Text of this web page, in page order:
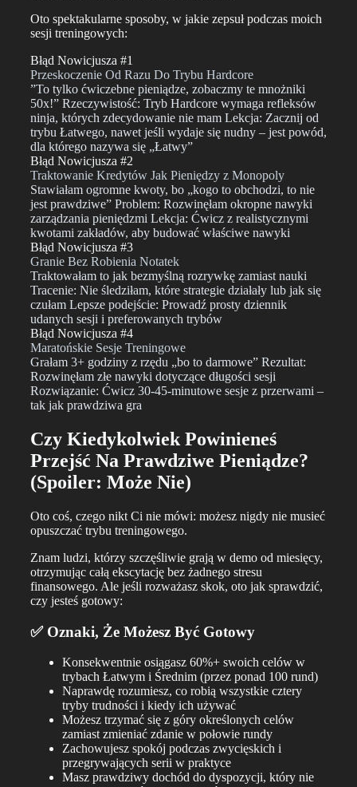
Oto spektakularne sposoby, w jakie zepsuł podczas moich
sesji treningowych:
Błąd Nowicjusza #1
Przeskoczenie Od Razu Do Trybu Hardcore
”To tylko ćwiczebne pieniądze, zobaczmy te mnożniki
50x!” Rzeczywistość: Tryb Hardcore wymaga refleksów
ninja, których zdecydowanie nie mam Lekcja: Zacznij od
trybu Łatwego, nawet jeśli wydaje się nudny – jest powód,
dla którego nazywa się „Łatwy”
Błąd Nowicjusza #2
Traktowanie Kredytów Jak Pieniędzy z Monopoly
Stawiałam ogromne kwoty, bo „kogo to obchodzi, to nie
jest prawdziwe” Problem: Rozwinęłam okropne nawyki
zarządzania pieniędzmi Lekcja: Ćwicz z realistycznymi
kwotami zakładów, aby budować właściwe nawyki
Błąd Nowicjusza #3
Granie Bez Robienia Notatek
Traktowałam to jak bezmyślną rozrywkę zamiast nauki
Tracenie: Nie śledziłam, które strategie działały lub jak się
czułam Lepsze podejście: Prowadź prosty dziennik
udanych sesji i preferowanych trybów
Błąd Nowicjusza #4
Maratońskie Sesje Treningowe
Grałam 3+ godziny z rzędu „bo to darmowe” Rezultat:
Rozwinęłam złe nawyki dotyczące długości sesji
Rozwiązanie: Ćwicz 30-45-minutowe sesje z przerwami –
tak jak prawdziwa gra
Czy Kiedykolwiek Powinieneś
Przejść Na Prawdziwe Pieniądze?
(Spoiler: Może Nie)
Oto coś, czego nikt Ci nie mówi: możesz nigdy nie musieć
opuszczać trybu treningowego.
Znam ludzi, którzy szczęśliwie grają w demo od miesięcy,
otrzymując całą ekscytację bez żadnego stresu
finansowego. Ale jeśli rozważasz skok, oto jak sprawdzić,
czy jesteś gotowy:
✅ Oznaki, Że Możesz Być Gotowy
Konsekwentnie osiągasz 60%+ swoich celów w
trybach Łatwym i Średnim (przez ponad 100 rund)
Naprawdę rozumiesz, co robią wszystkie cztery
tryby trudności i kiedy ich używać
Możesz trzymać się z góry określonych celów
zamiast zmieniać zdanie w połowie rundy
Zachowujesz spokój podczas zwycięskich i
przegrywających serii w praktyce
Masz prawdziwy dochód do dyspozycji, który nie